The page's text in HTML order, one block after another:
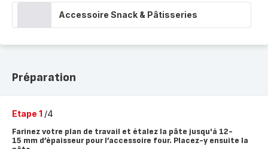
Accessoire Snack & Pâtisseries
Préparation
Etape 1 /4
Farinez votre plan de travail et étalez la pâte jusqu'à 12-
15 mm d’épaisseur pour l’accessoire four. Placez-y ensuite la